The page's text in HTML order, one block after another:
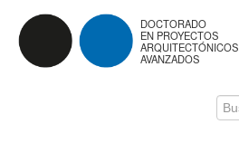
DOCTORADO
EN PROYECTOS
ARQUITECTÓNICOS
AVANZADOS